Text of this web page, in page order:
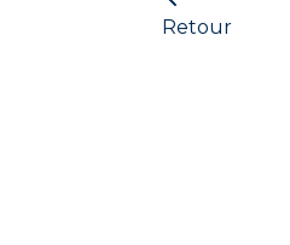
Retour